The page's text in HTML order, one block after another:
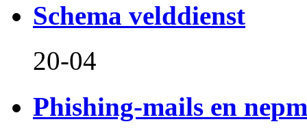
Schema velddienst
20-04
Phishing-mails en